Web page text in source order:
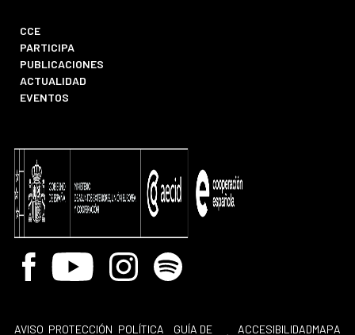
CCE
PARTICIPA
PUBLICACIONES
ACTUALIDAD
EVENTOS
Facebook
Youtube InstagramSpotify
AVISO PROTECCIÓN POLÍTICA
GUÍA DE
ACCESIBILIDADMAPA